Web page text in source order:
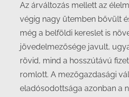
Az árváltozás mellett az
végig nagy ütemben bővült
még a belföldi kereslet is
jövedelmezősége javult,
rövid, mind a hosszútávú
romlott. A mezőgazdasági
eladósodottsága azonban a